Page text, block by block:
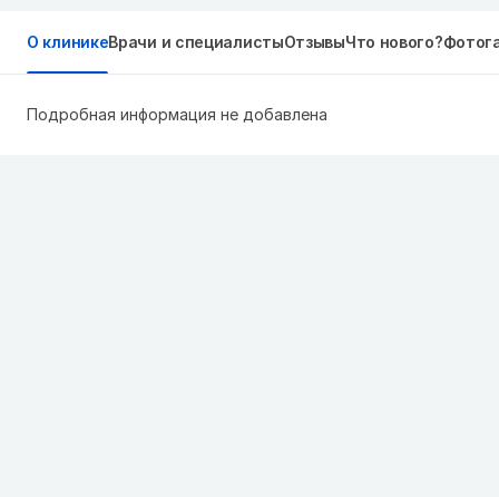
О клиникеВрачи и специалистыОтзывыЧто нового?
Подробная информация не добавлена